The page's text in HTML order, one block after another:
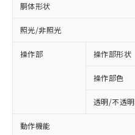
胴体形状
照光/非照光
操作部 操作部形状
操作部色
透明/不透明
動作機能